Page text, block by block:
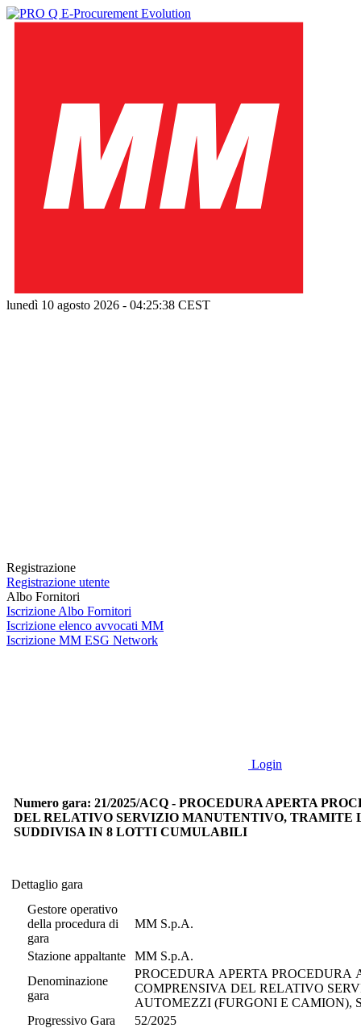
lunedì 10 agosto 2026 - 04:25:39 CEST
Registrazione
Registrazione utente
Albo Fornitori
Iscrizione Albo Fornitori
Iscrizione elenco avvocati MM
Iscrizione MM ESG Network
Login
Numero gara: 21/2025/ACQ - PROCEDURA APERTA
DEL RELATIVO SERVIZIO MANUTENTIVO, TRAMITE
SUDDIVISA IN 8 LOTTI CUMULABILI
Dettaglio gara
Gestore operativo
della procedura di
gara
MM S.p.A.
Stazione appaltante
MM S.p.A.
Denominazione
gara
PROCEDURA APERTA
COMPRENSIVA DEL RELATIVO
AUTOMEZZI (FURGONI E
Progressivo Gara
52/2025